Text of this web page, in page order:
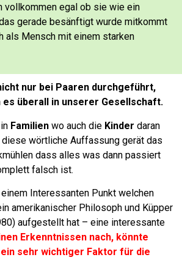
vollkommen egal ob sie wie ein
gerade besänftigt wurde mitkommt
als Mensch mit einem starken
nur bei Paaren durchgeführt,
es überall in unserer Gesellschaft.
Familien wo auch die Kinder daran
diese wörtliche Auffassung gerät das
dass alles was dann passiert
falsch ist.
Interessanten Punkt welchen
amerikanischer Philosoph und Küpper
aufgestellt hat – eine interessante
Erkenntnissen nach, könnte
sehr wichtiger Faktor für die